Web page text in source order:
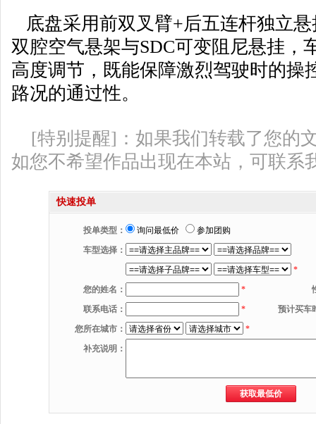
底盘采用前双叉臂+后五连杆独立
双腔空气悬架与SDC可变阻尼悬挂，
高度调节，既能保障激烈驾驶时的操
路况的通过性。
[特别提醒]：如果我们转载了您的
如您不希望作品出现在本站，可联系
快速投单
投单类型： 询问最低价
参加团购
车型选择：
*
您的姓名：
*
联系电话：
*
预计买车
您所在城市：
*
补充说明：